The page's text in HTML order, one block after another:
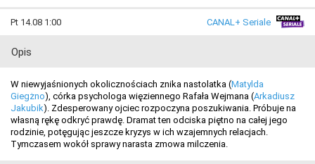
Pt 14.08 1:00 CANAL+ Seriale
Opis
W niewyjaśnionych okolicznościach znika nastolatka (Matylda
Giegżno), córka psychologa więziennego Rafała Wejmana (Arkadiusz
Jakubik). Zdesperowany ojciec rozpoczyna poszukiwania. Próbuje na
własną rękę odkryć prawdę. Dramat ten odciska piętno na całej jego
rodzinie, potęgując jeszcze kryzys w ich wzajemnych relacjach.
Tymczasem wokół sprawy narasta zmowa milczenia.